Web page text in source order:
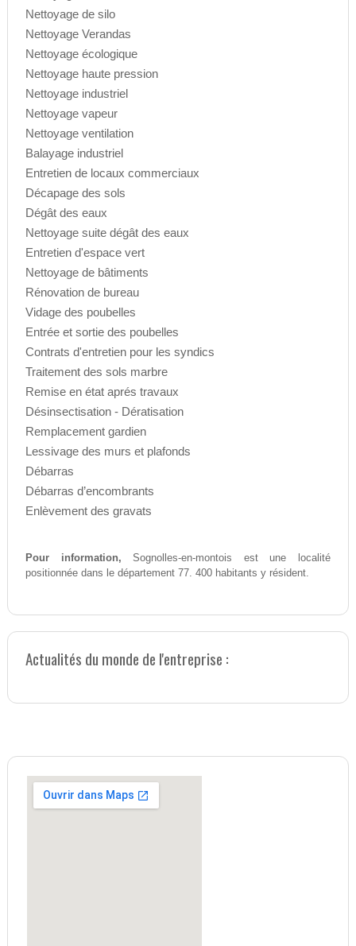
Nettoyage de silo
Nettoyage Verandas
Nettoyage écologique
Nettoyage haute pression
Nettoyage industriel
Nettoyage vapeur
Nettoyage ventilation
Balayage industriel
Entretien de locaux commerciaux
Décapage des sols
Dégât des eaux
Nettoyage suite dégât des eaux
Entretien d'espace vert
Nettoyage de bâtiments
Rénovation de bureau
Vidage des poubelles
Entrée et sortie des poubelles
Contrats d'entretien pour les syndics
Traitement des sols marbre
Remise en état aprés travaux
Désinsectisation - Dératisation
Remplacement gardien
Lessivage des murs et plafonds
Débarras
Débarras d’encombrants
Enlèvement des gravats
Pour information, Sognolles-en-montois est une localité
positionnée dans le département 77. 400 habitants y résident.
Actualités du monde de l'entreprise :